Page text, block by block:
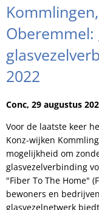
Oberemmel:
2022
Conc, 29 augustus
Voor de laatste keer
Konz-wijken
mogelijkheid om
glasvezelverbinding
"Fiber To The Home"
bewoners en
glasvezelnetwerk